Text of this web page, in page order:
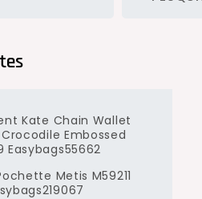
Kate Chain Wallet
Embossed
Easybags55662
Metis M59211